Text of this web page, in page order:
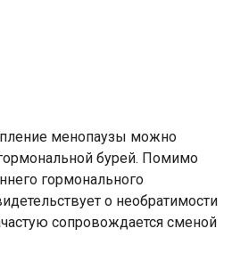
менопаузы можно
бурей. Помимо
гормонального
о необратимости
сопровождается сменой